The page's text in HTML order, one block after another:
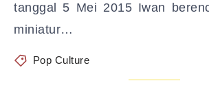
tanggal 5 Mei 2015 Iwan
miniatur…
Pop Culture